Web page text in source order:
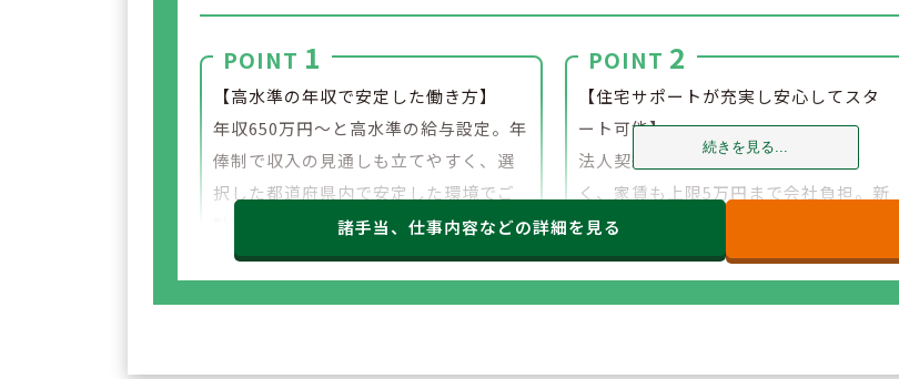
POINT 1
【高水準の年収で安定した働き方】
年収650万円～と高水準の給与設定。年
俸制で収入の見通しも立てやすく、選
択した都道府県内で安定した環境でご
勤務いただけます。
POINT 2
【住宅サポートが充実し安心してスタ
ート可能】
法人契約により初期費用の負担がな
く、家賃も上限5万円まで会社負担。新
たな環境でも安心して勤務を開始でき
ます。
続きを見る...
諸手当、仕事内容などの詳細を見る